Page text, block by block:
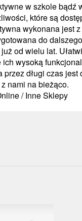
w szkole bądź
które są
wykonana jest
do
od wielu lat.
wysoką
długi czas jest
nami na bieżąco.
/ Inne Sklepy